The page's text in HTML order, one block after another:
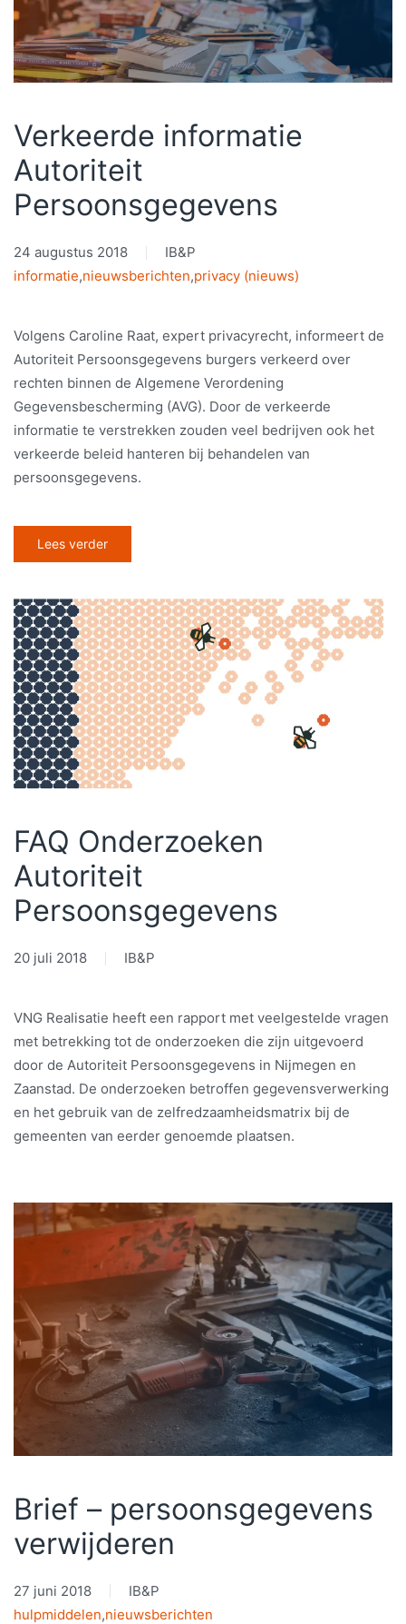
Verkeerde informatie
Autoriteit
Persoonsgegevens
24 augustus 2018
IB&P
informatie,nieuwsberichten,privacy (nieuws)
Volgens Caroline Raat, expert privacyrecht, informeert de
Autoriteit Persoonsgegevens burgers verkeerd over
rechten binnen de Algemene Verordening
Gegevensbescherming (AVG). Door de verkeerde
informatie te verstrekken zouden veel bedrijven ook het
verkeerde beleid hanteren bij behandelen van
persoonsgegevens.
Lees verder
FAQ Onderzoeken
Autoriteit
Persoonsgegevens
20 juli 2018 IB&P
VNG Realisatie heeft een rapport met veelgestelde vragen
met betrekking tot de onderzoeken die zijn uitgevoerd
door de Autoriteit Persoonsgegevens in Nijmegen en
Zaanstad. De onderzoeken betroffen gegevensverwerking
en het gebruik van de zelfredzaamheidsmatrix bij de
gemeenten van eerder genoemde plaatsen.
Brief – persoonsgegevens
verwijderen
27 juni 2018
IB&P
hulpmiddelen,nieuwsberichten